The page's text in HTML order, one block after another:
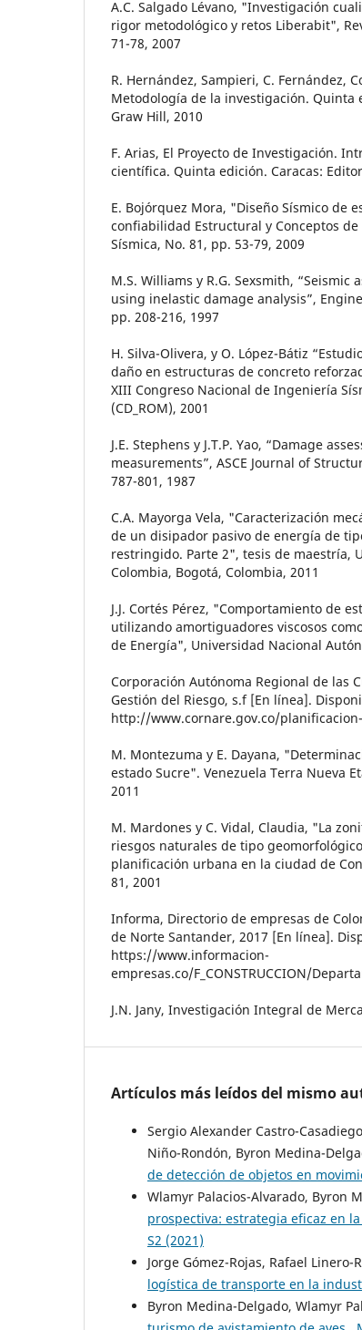
A.C. Salgado Lévano, "Investigación
rigor metodológico y retos Liberabit",
71-78, 2007
R. Hernández, Sampieri, C. Fernández,
Metodología de la investigación. Quinta
Graw Hill, 2010
F. Arias, El Proyecto de Investigación.
científica. Quinta edición. Caracas:
E. Bojórquez Mora, "Diseño Sísmico de
confiabilidad Estructural y Conceptos
Sísmica, No. 81, pp. 53-79, 2009
M.S. Williams y R.G. Sexsmith,
using inelastic damage analysis”,
pp. 208-216, 1997
H. Silva-Olivera, y O. López-Bátiz
daño en estructuras de concreto
XIII Congreso Nacional de Ingeniería
(CD_ROM), 2001
J.E. Stephens y J.T.P. Yao, “Damage
measurements”, ASCE Journal of
787-801, 1987
C.A. Mayorga Vela, "Caracterización
de un disipador pasivo de energía de
restringido. Parte 2", tesis de maestría,
Colombia, Bogotá, Colombia, 2011
J.J. Cortés Pérez, "Comportamiento de
utilizando amortiguadores viscosos
de Energía", Universidad Nacional
Corporación Autónoma Regional de las
Gestión del Riesgo, s.f [En línea].
http://www.cornare.gov.co/
M. Montezuma y E. Dayana,
estado Sucre". Venezuela Terra Nueva
2011
M. Mardones y C. Vidal, Claudia, "La
riesgos naturales de tipo
planificación urbana en la ciudad de
81, 2001
Informa, Directorio de empresas de
de Norte Santander, 2017 [En línea].
https://www.informacion-
empresas.co/F_CONSTRUCCION/
J.N. Jany, Investigación Integral de
Artículos más leídos del mismo
Sergio Alexander Castro-
Niño-Rondón, Byron Medina-
de detección de objetos en
Wlamyr Palacios-Alvarado, Byron
prospectiva: estrategia eficaz en
S2 (2021)
Jorge Gómez-Rojas, Rafael
logística de transporte en la
Byron Medina-Delgado, Wlamyr